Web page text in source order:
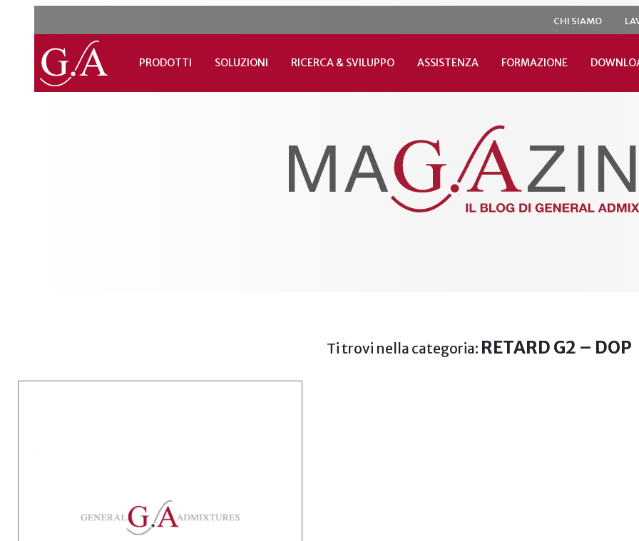
CHI SIAMO
PRODOTTI SOLUZIONI RICERCA & SVILUPPO ASSISTENZA FORMAZIONE
Ti trovi nella categoria: RETARD G2 – DOP